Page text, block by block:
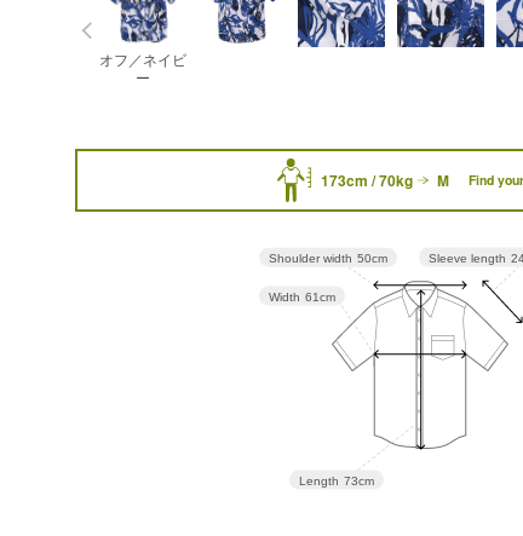
オフ／ネイビ
ー
173cm / 70kg M Find
Sleeve length
Length 73cm
Width 61cm
Shoulder width 50cm